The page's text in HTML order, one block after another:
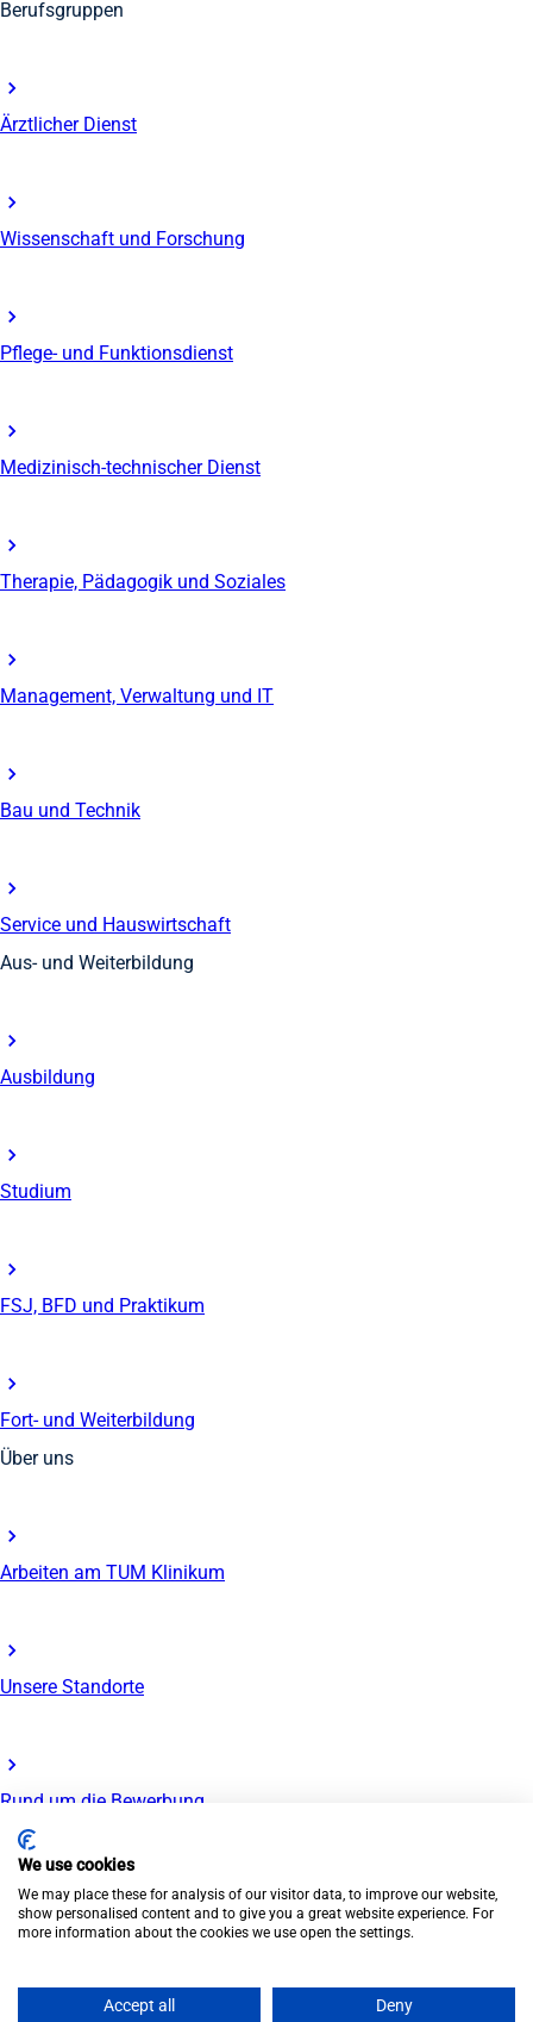
Berufsgruppen
Ärztlicher Dienst
Wissenschaft und Forschung
Pflege- und Funktionsdienst
Medizinisch-technischer Dienst
Therapie, Pädagogik und Soziales
Management, Verwaltung und IT
Bau und Technik
Service und Hauswirtschaft
Aus- und Weiterbildung
Ausbildung
Studium
FSJ, BFD und Praktikum
Fort- und Weiterbildung
Über uns
Arbeiten am TUM Klinikum
Unsere Standorte
Rund um die Bewerbung
© TUM Klinikum 2026
ImpressumDatenschutzBarrierefreiheitPresse
We use cookies
We may place these for analysis of our visitor data, to improve our website,
show personalised content and to give you a great website experience. For
more information about the cookies we use open the settings.
Accept all Deny